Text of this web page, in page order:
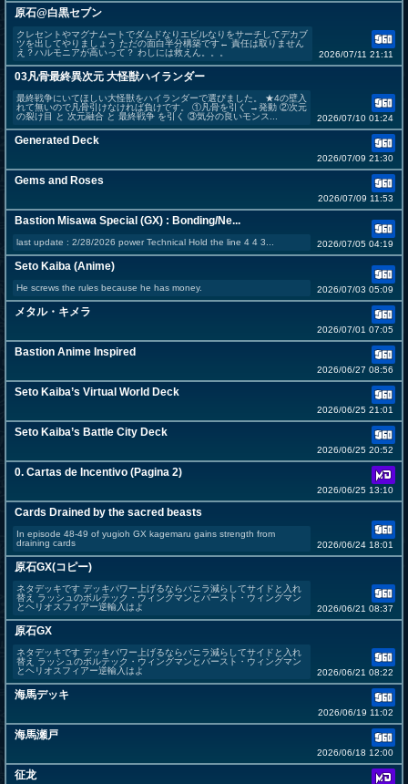
原石@白黒セブン
クレセントやマグナムートでダムドなりエビルなりをサーチしてデカブ
ツを出してやりましょう ただの面白半分構築です← 責任は取りません
え？ハルモニアが高いって？ わしには救えん。。。
2026/07/11 21:11
03凡骨最終異次元 大怪獣ハイランダー
最終戦争にいてほしい大怪獣をハイランダーで選びました。 ★4の壁入
れて無いので凡骨引けなければ負けです。 ①凡骨を引く →発動 ②次元
の裂け目 と 次元融合 と 最終戦争 を引く ③気分の良いモンス...
2026/07/10 01:24
Generated Deck
2026/07/09 21:30
Gems and Roses
2026/07/09 11:53
Bastion Misawa Special (GX) : Bonding/Ne...
last update : 2/28/2026 power Technical Hold the line 4 4 3... 2026/07/05 04:19
Seto Kaiba (Anime)
He screws the rules because he has money. 2026/07/03 05:09
メタル・キメラ
2026/07/01 07:05
Bastion Anime Inspired
2026/06/27 08:56
Seto Kaiba’s Virtual World Deck
2026/06/25 21:01
Seto Kaiba’s Battle City Deck
2026/06/25 20:52
0. Cartas de Incentivo (Pagina 2)
2026/06/25 13:10
Cards Drained by the sacred beasts
In episode 48-49 of yugioh GX kagemaru gains strength from
draining cards
2026/06/24 18:01
原石GX(コピー)
ネタデッキです デッキパワー上げるならバニラ減らしてサイドと入れ
替え ラッシュのボルテック・ウィングマンとバースト・ウィングマン
とヘリオスフィアー逆輸入はよ
2026/06/21 08:37
原石GX
ネタデッキです デッキパワー上げるならバニラ減らしてサイドと入れ
替え ラッシュのボルテック・ウィングマンとバースト・ウィングマン
とヘリオスフィアー逆輸入はよ
2026/06/21 08:22
海馬デッキ
2026/06/19 11:02
海馬瀬戸
2026/06/18 12:00
征龙